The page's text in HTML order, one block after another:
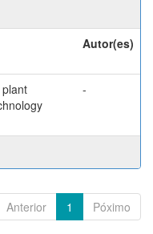
Autor(es)
-
Anterior 1 Póximo